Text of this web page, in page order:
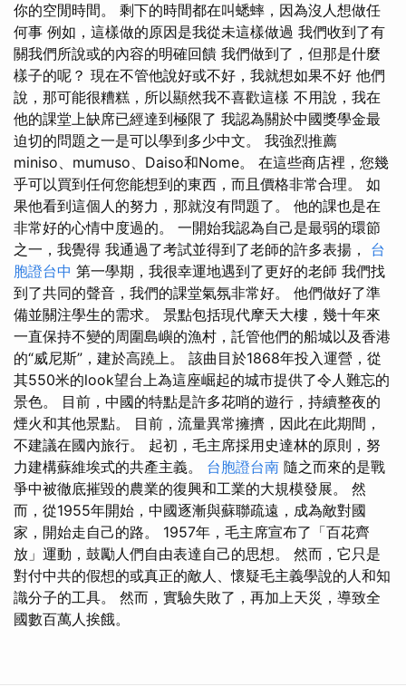
你的空閒時間。 剩下的時間都在叫蟋蟀，因為沒人想做任
何事 例如，這樣做的原因是我從未這樣做過 我們收到了有
關我們所說或的內容的明確回饋 我們做到了，但那是什麼
樣子的呢？ 現在不管他說好或不好，我就想如果不好 他們
說，那可能很糟糕，所以顯然我不喜歡這樣 不用說，我在
他的課堂上缺席已經達到極限了 我認為關於中國獎學金最
迫切的問題之一是可以學到多少中文。 我強烈推薦
miniso、mumuso、Daiso和Nome。 在這些商店裡，您幾
乎可以買到任何您能想到的東西，而且價格非常合理。 如
果他看到這個人的努力，那就沒有問題了。 他的課也是在
非常好的心情中度過的。 一開始我認為自己是最弱的環節
之一，我覺得 我通過了考試並得到了老師的許多表揚， 台
胞證台中 第一學期，我很幸運地遇到了更好的老師 我們找
到了共同的聲音，我們的課堂氣氛非常好。 他們做好了準
備並關注學生的需求。 景點包括現代摩天大樓，幾十年來
一直保持不變的周圍島嶼的漁村，託管他們的船城以及香港
的“威尼斯”，建於高蹺上。 該曲目於1868年投入運營，從
其550米的look望台上為這座崛起的城市提供了令人難忘的
景色。 目前，中國的特點是許多花哨的遊行，持續整夜的
煙火和其他景點。 目前，流量異常擁擠，因此在此期間，
不建議在國內旅行。 起初，毛主席採用史達林的原則，努
力建構蘇維埃式的共產主義。 台胞證台南 隨之而來的是戰
爭中被徹底摧毀的農業的復興和工業的大規模發展。 然
而，從1955年開始，中國逐漸與蘇聯疏遠，成為敵對國
家，開始走自己的路。 1957年，毛主席宣布了「百花齊
放」運動，鼓勵人們自由表達自己的思想。 然而，它只是
對付中共的假想的或真正的敵人、懷疑毛主義學說的人和知
識分子的工具。 然而，實驗失敗了，再加上天災，導致全
國數百萬人挨餓。